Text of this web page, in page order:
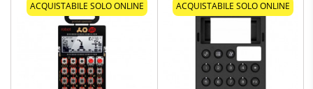
ACQUISTABILE SOLO ONLINE ACQUISTABILE SOLO ONLINE